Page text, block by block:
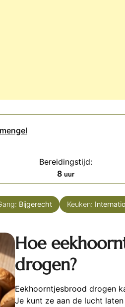
Bereidingstijd:
8uur
uur
Bijgerecht Keuken:
Hoe
drogen?
Eekhoorntjesbrood drogen
Je kunt ze aan de lucht